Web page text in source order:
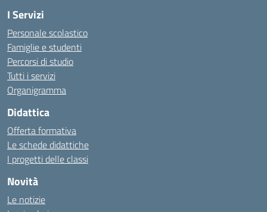
I Servizi
Personale scolastico
Famiglie e studenti
Percorsi di studio
Tutti i servizi
Organigramma
Didattica
Offerta formativa
Le schede didattiche
I progetti delle classi
Novità
Le notizie